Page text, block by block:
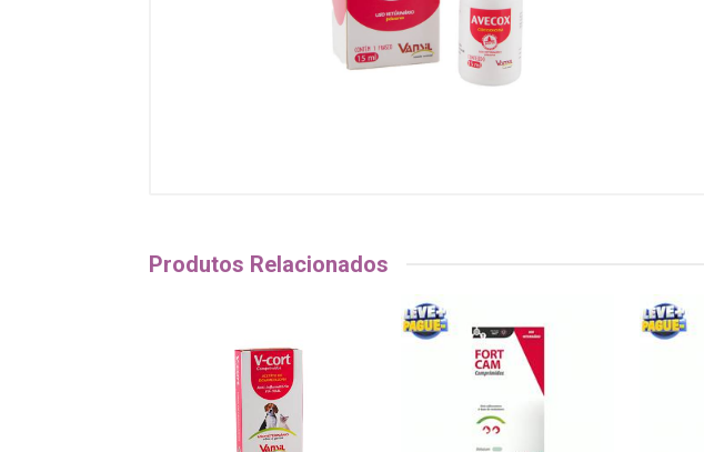
Produtos Relacionados